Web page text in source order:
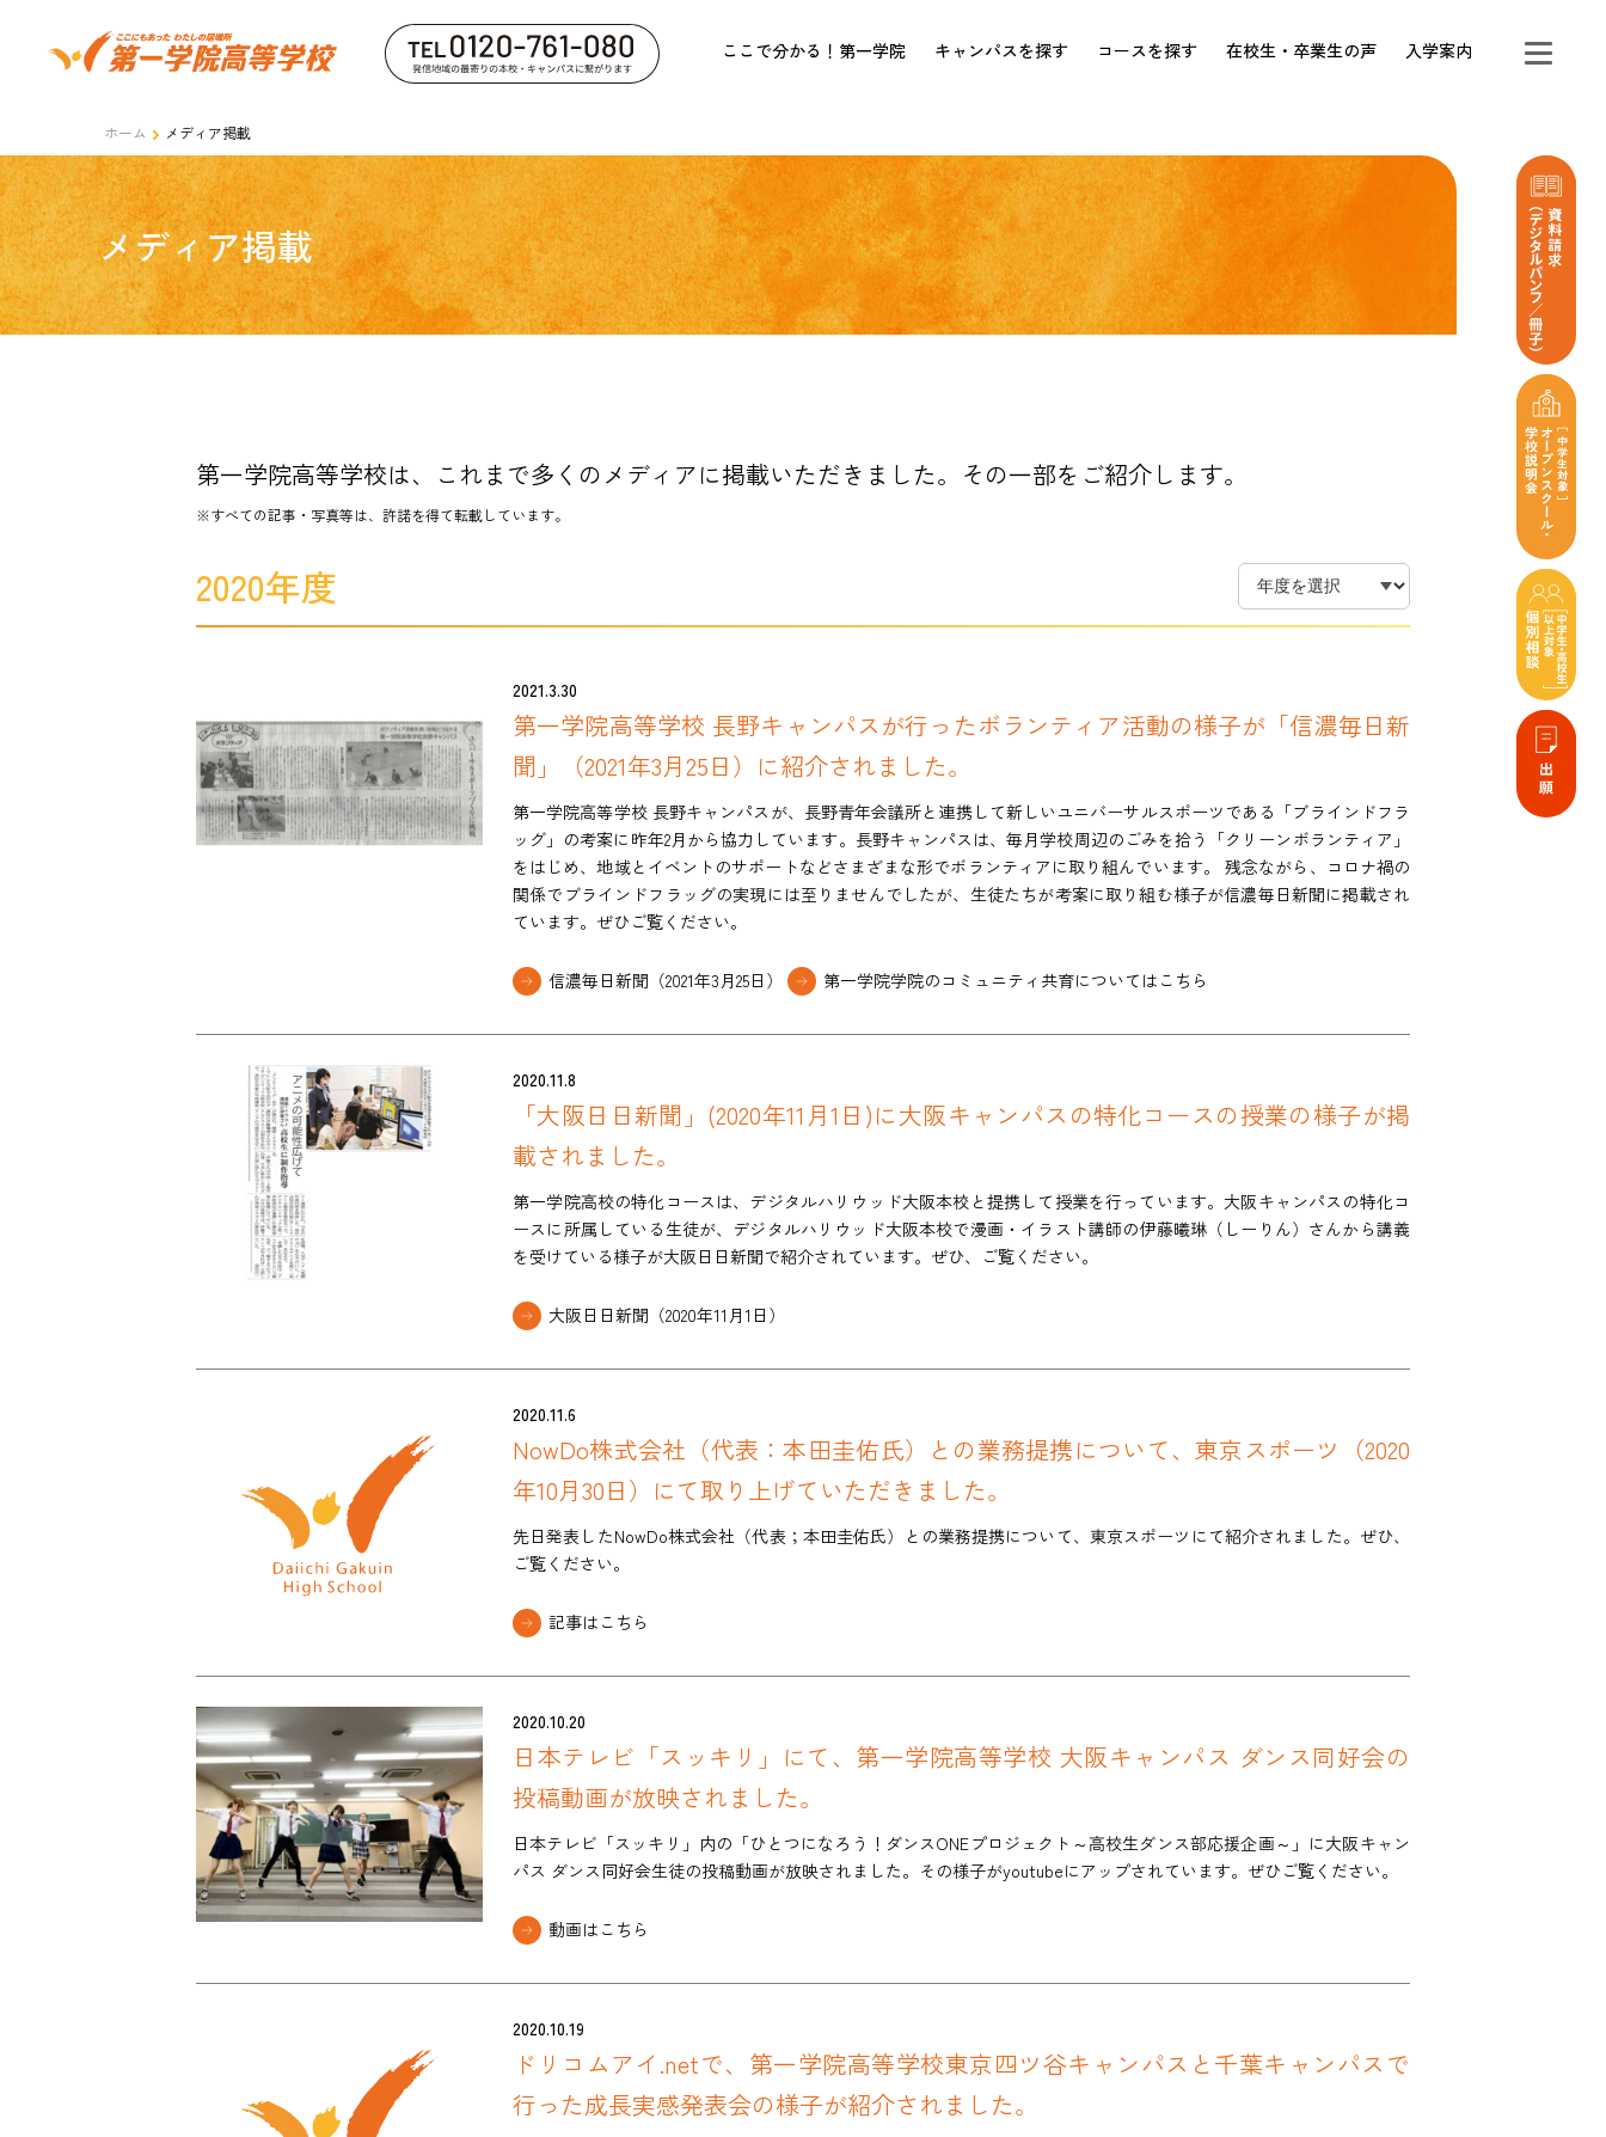
ここで分かる！第一学院 キャンパスを探す コースを探す 在校生・卒業生の声 入学案内
ホーム メディア掲載
メディア掲載
第一学院高等学校は、これまで多くのメディアに掲載いただきました。その一部をご紹介します。
※すべての記事・写真等は、許諾を得て転載しています。
2020年度
2021.3.30
第一学院高等学校 長野キャンパスが行ったボランティア活動の様子が「信濃毎日新
聞」（2021年3月25日）に紹介されました。
第一学院高等学校 長野キャンパスが、長野青年会議所と連携して新しいユニバーサルスポーツである「ブラインドフラ
ッグ」の考案に昨年2月から協力しています。長野キャンパスは、毎月学校周辺のごみを拾う「クリーンボランティア」
をはじめ、地域とイベントのサポートなどさまざまな形でボランティアに取り組んでいます。 残念ながら、コロナ禍の
関係でブラインドフラッグの実現には至りませんでしたが、生徒たちが考案に取り組む様子が信濃毎日新聞に掲載され
ています。ぜひご覧ください。
信濃毎日新聞（2021年3月25日） 第一学院学院のコミュニティ共育についてはこちら
2020.11.8
「大阪日日新聞」(2020年11月1日)に大阪キャンパスの特化コースの授業の様子が掲
載されました。
第一学院高校の特化コースは、デジタルハリウッド大阪本校と提携して授業を行っています。大阪キャンパスの特化コ
ースに所属している生徒が、デジタルハリウッド大阪本校で漫画・イラスト講師の伊藤曦琳（しーりん）さんから講義
を受けている様子が大阪日日新聞で紹介されています。ぜひ、ご覧ください。
大阪日日新聞（2020年11月1日）
2020.11.6
NowDo株式会社（代表：本田圭佑氏）との業務提携について、東京スポーツ（2020
年10月30日）にて取り上げていただきました。
先日発表したNowDo株式会社（代表；本田圭佑氏）との業務提携について、東京スポーツにて紹介されました。ぜひ、
ご覧ください。
記事はこちら
2020.10.20
日本テレビ「スッキリ」にて、第一学院高等学校 大阪キャンパス ダンス同好会の
投稿動画が放映されました。
日本テレビ「スッキリ」内の「ひとつになろう！ダンスONEプロジェクト～高校生ダンス部応援企画～」に大阪キャン
パス ダンス同好会生徒の投稿動画が放映されました。その様子がyoutubeにアップされています。ぜひご覧ください。
動画はこちら
2020.10.19
ドリコムアイ.netで、第一学院高等学校東京四ツ谷キャンパスと千葉キャンパスで
行った成長実感発表会の様子が紹介されました。